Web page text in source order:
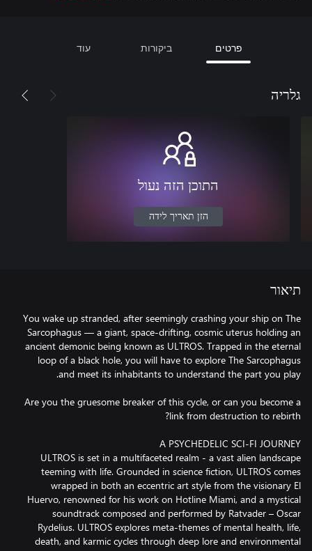
פרטים ביקורות עוד
גלריה
התוכן הזה נעול
הזן תאריך לידה
תיאור
You wake up stranded, after seemingly crashing your ship on The
Sarcophagus — a giant, space-drifting, cosmic uterus holding an
ancient demonic being known as ULTROS. Trapped in the eternal
loop of a black hole, you will have to explore The Sarcophagus
Are you the gruesome breaker of this cycle, or can you become a
ULTROS is set in a multifaceted realm - a vast alien landscape
teeming with life. Grounded in science fiction, ULTROS comes
wrapped in both an eccentric art style from the visionary El
Huervo, renowned for his work on Hotline Miami, and a mystical
soundtrack composed and performed by Ratvader – Oscar
Rydelius. ULTROS explores meta-themes of mental health, life,
death, and karmic cycles through deep lore and environmental